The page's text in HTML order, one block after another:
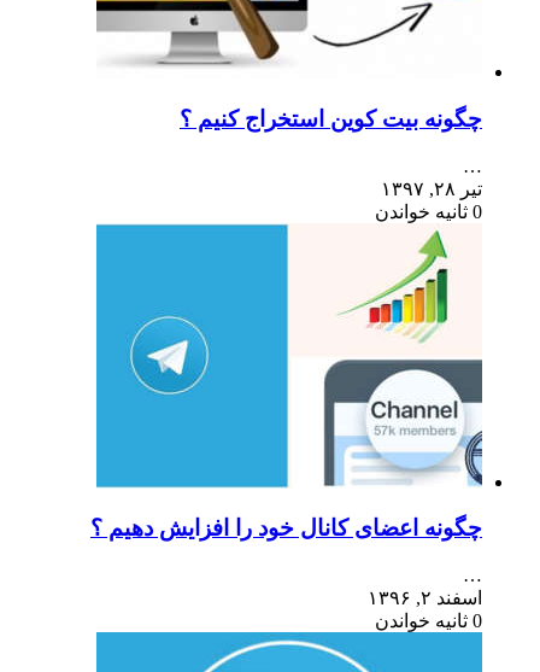
چگونه بیت کوین استخراج کنیم ؟
…
تیر ۲۸, ۱۳۹۷
0 ثانیه خواندن
چگونه اعضای کانال خود را افزایش دهیم ؟
…
اسفند ۲, ۱۳۹۶
0 ثانیه خواندن